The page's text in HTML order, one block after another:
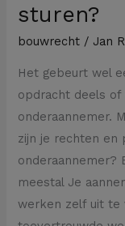
sturen?
bouwrecht / Jan
Het gebeurt wel
opdracht deels of
onderaannemer.
zijn je rechten en
onderaannemer?
meestal Je
werken zelf uit te